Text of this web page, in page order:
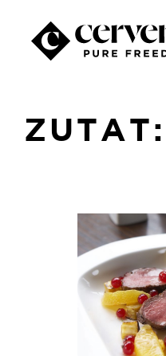
ZUTAT: